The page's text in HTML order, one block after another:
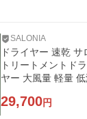
SALONIA
ドライヤー 速乾
トリートメントド
ヤー 大風量 軽量
29,700円